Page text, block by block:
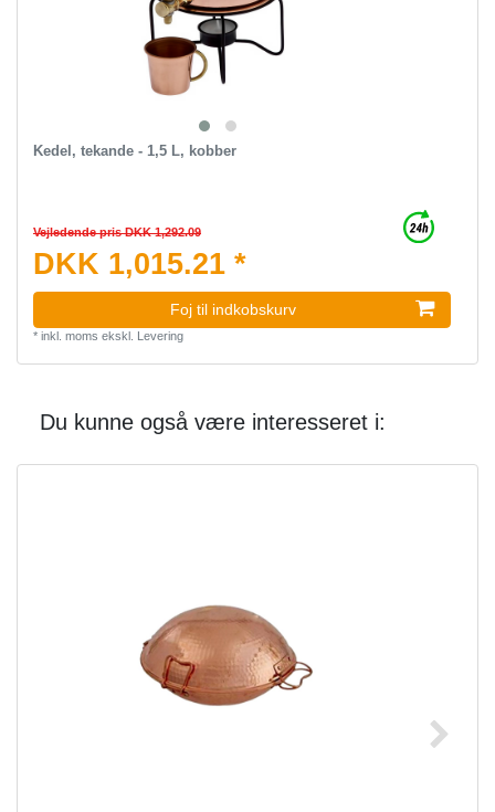
Kedel, tekande - 1,5 L, kobber
Vejledende pris DKK 1,292.09
DKK 1,015.21 *
Foj til indkobskurv
* inkl. moms ekskl. Levering
Du kunne også være interesseret i: